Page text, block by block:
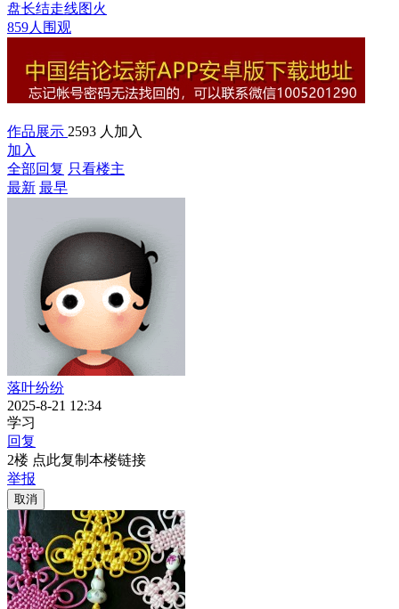
盘长结走线图火
859人围观
作品展示 2593 人加入
加入
全部回复 只看楼主
最新 最早
落叶纷纷
2025-8-21 12:34
学习
回复
2楼 点此复制本楼链接
举报
取消